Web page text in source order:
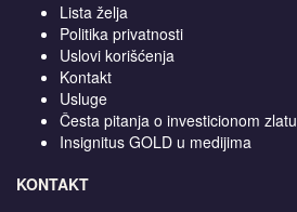
Lista želja
Politika privatnosti
Uslovi korišćenja
Kontakt
Usluge
Česta pitanja o investicionom zlatu
Insignitus GOLD u medijima
KONTAKT